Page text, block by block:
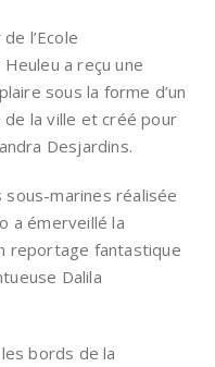
l’Ecole
a reçu une
sous la forme d’un
de la ville et créé pour
Desjardins.
marines réalisée
a émerveillé la
reportage fantastique
Dalila
bords de la